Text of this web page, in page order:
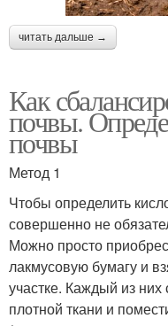
читать дальше →
Как
почвы.
почвы
Метод 1
Чтобы определить
совершенно не
Можно просто
лакмусовую бумагу и
участке. Каждый из них
плотной ткани и